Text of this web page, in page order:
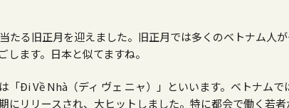
たる旧正月を迎えました。旧正月では多くのベトナム人
ます。日本と似てますね。
「Đi Về Nhà（ディ ヴェ ニャ）」といいます。ベトナムで
にリリースされ、大ヒットしました。特に都会で働く若者